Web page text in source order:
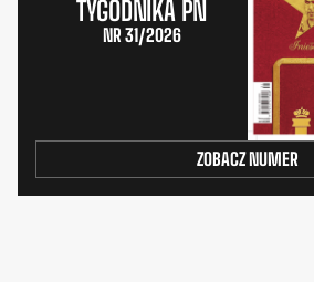
TYGODNIKA PN
NR 31/2026
ZOBACZ NUMER